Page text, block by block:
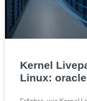
Kernel
Linux: